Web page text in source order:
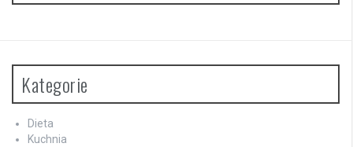
Kategorie
Dieta
Kuchnia